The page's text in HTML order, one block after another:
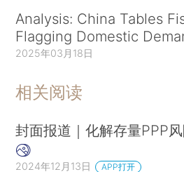
Analysis: China Tables
Flagging Domestic
2025年03月18日
相关阅读
封面报道｜化解存量PPP
2024年12月13日 APP打开